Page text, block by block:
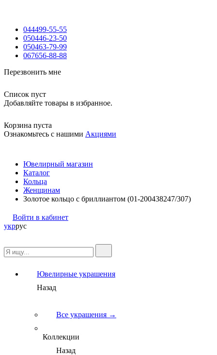
044499-55-55
050446-23-50
050463-79-99
067656-88-88
Перезвонить мне
Список пуст
Добавляйте товары в избранное.
Корзина пуста
Ознакомьтесь с нашими Акциями
Ювелирный магазин
Каталог
Кольца
Женщинам
Золотое кольцо с бриллиантом (01-200438247/307)
Войти в кабинет
укррус
Ювелирные украшения
Назад
Все украшения →
Коллекции
Назад